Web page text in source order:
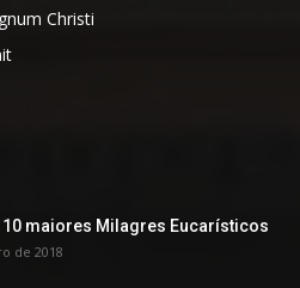
Christi
10 maiores Milagres Eucarísticos
de 2018